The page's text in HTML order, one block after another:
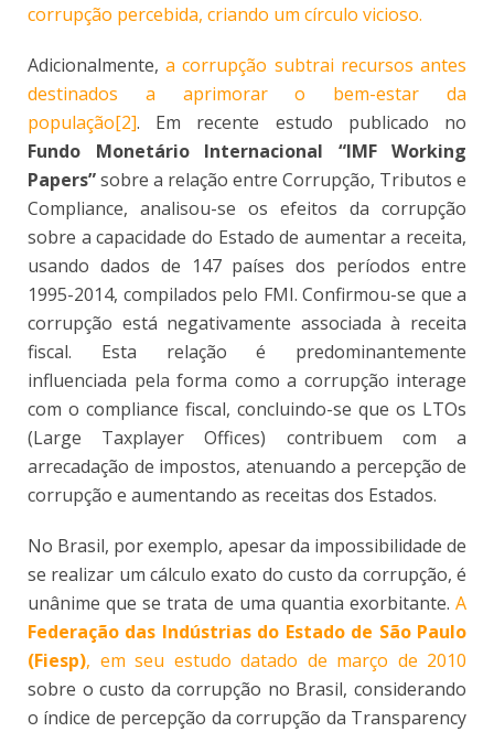
corrupção percebida, criando um círculo vicioso.
Adicionalmente,a corrupção subtrai recursos antes
destinados a aprimorar o bem-estar da
população[2]. Em recente estudo publicado no
Fundo Monetário Internacional “IMF Working
Papers”sobre a relação entre Corrupção, Tributos e
Compliance, analisou-se os efeitos da corrupção
sobre a capacidade do Estado de aumentar a receita,
usando dados de 147 países dos períodos entre
1995-2014, compilados pelo FMI. Confirmou-se que a
corrupção está negativamente associada à receita
fiscal. Esta relação é predominantemente
influenciada pela forma como a corrupção interage
com o compliance fiscal, concluindo-se que os LTOs
(Large Taxplayer Offices) contribuem com a
arrecadação de impostos, atenuando a percepção de
corrupção e aumentando as receitas dos Estados.
No Brasil, por exemplo, apesar da impossibilidade de
se realizar um cálculo exato do custo da corrupção, é
unânime que se trata de uma quantia exorbitante. A
Federação das Indústrias do Estado de São Paulo
(Fiesp), em seu estudo datado de março de 2010
sobre o custo da corrupção no Brasil, considerando
o índice de percepção da corrupção da Transparency